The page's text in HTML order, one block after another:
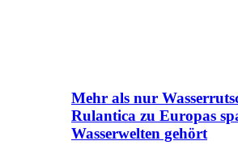
Mehr als nur
Rulantica zu Europas
Wasserwelten gehört